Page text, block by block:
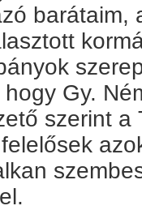
barátaim,
Gy.
szerint a
felelősek